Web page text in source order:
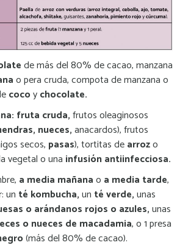
de más del 80% de cacao, manzana
o pera cruda, compota de manzana o
cocoychocolate.
fruta cruda,frutos oleaginosos
nueces,anacardos), frutos
secos, pasas), tortitas dearrozo
vegetal o una infusión antiinfecciosa.
a media mañanao a media tarde,
un té kombucha,un té verde,unas
o arándanos rojos o azules,unas
o nueces de macadamia, o 1 presa
(más del 80% de cacao).